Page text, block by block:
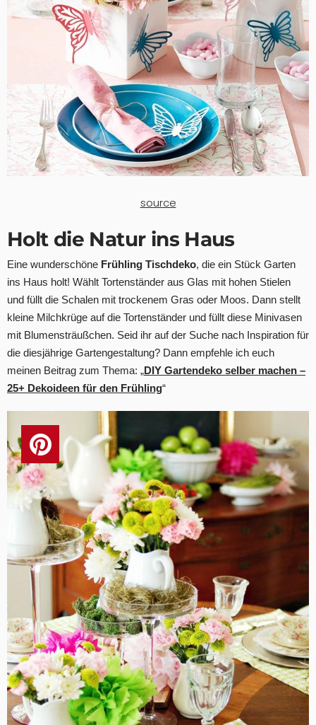
source
Holt die Natur ins Haus
Eine wunderschöne Frühling Tischdeko, die ein Stück Garten
ins Haus holt! Wählt Tortenständer aus Glas mit hohen Stielen
und füllt die Schalen mit trockenem Gras oder Moos. Dann stellt
kleine Milchkrüge auf die Tortenständer und füllt diese Minivasen
mit Blumensträußchen. Seid ihr auf der Suche nach Inspiration für
die diesjährige Gartengestaltung? Dann empfehle ich euch
meinen Beitrag zum Thema: „DIY Gartendeko selber machen –
25+ Dekoideen für den Frühling“